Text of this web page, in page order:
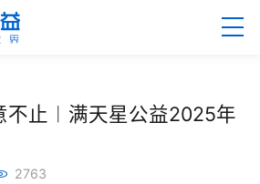
不止︱满天星公益2025年
2763